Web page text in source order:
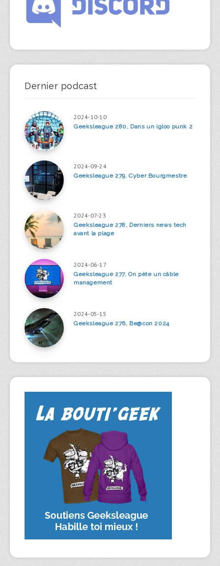
Dernier podcast
2024-10-10
Geeksleague 280, Dans un igloo punk 2
2024-09-24
Geeksleague 279, Cyber Bourgmestre
2024-07-23
Geeksleague 278, Derniers news tech
avant la plage
2024-06-17
Geeksleague 277, On pète un câble
management
2024-05-15
Geeksleague 276, Be@con 2024